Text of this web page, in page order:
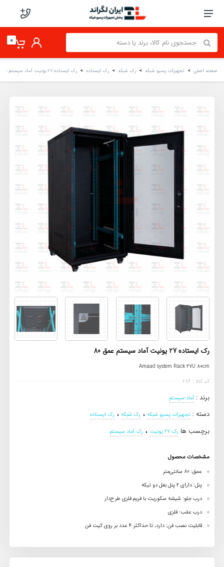
0
صفحه اصلی تجهیزات پسیو شبکه رک شبکه رک ایستاده رک ایستاده 27 یونیت آماد سیستم عمق 80
رک ایستاده 27 یونیت آماد سیستم عمق 80
Amaad system Rack 27U 80cm
کد کالا : 286
برند : آماد-سیستم
دسته : تجهیزات پسیو شبکه ، رک شبکه ، رک ایستاده
برچسب ها رک 27 یونیت ، رک آماد سیستم
مشخصات محصول
عمق: 80 سانتی‌متر
پنل: دارای 2 پنل بغل دو تیکه
درب جلو: شیشه سکوریت با فریم فلزی طرح‌دار
درب عقب: فلزی
قابلیت نصب فن: دارد، تا حداکثر 4 عدد بر روی کیت فن